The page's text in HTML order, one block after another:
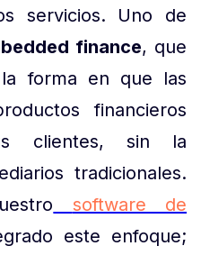
servicios. Uno de
finance, que
forma en que las
financieros
clientes, sin la
tradicionales.
software de
este enfoque;